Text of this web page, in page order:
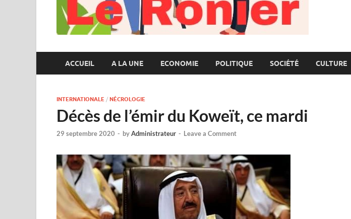
ACCUEIL A LA UNE ECONOMIE POLITIQUE SOCIÉTÉ CULTURE
INTERNATIONALE / NÉCROLOGIE
Décès de l’émir du Koweït, ce mardi
29 septembre 2020 - byAdministrateur - Leave a Comment